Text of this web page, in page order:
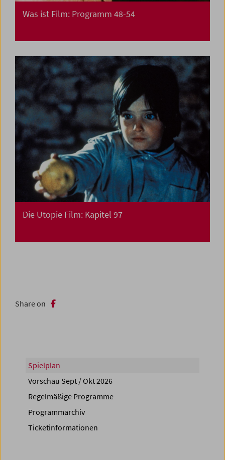
Was ist Film: Programm 48-54
Die Utopie Film: Kapitel 97
Share on
Spielplan
Vorschau Sept / Okt 2026
Regelmäßige Programme
Programmarchiv
Ticketinformationen